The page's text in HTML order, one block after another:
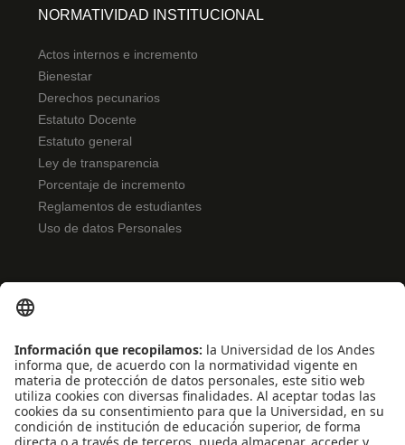
NORMATIVIDAD INSTITUCIONAL
Actos internos e incremento
Bienestar
Derechos pecunarios
Estatuto Docente
Estatuto general
Ley de transparencia
Porcentaje de incremento
Reglamentos de estudiantes
Uso de datos Personales
Noticias
Eventos
Profesores
Iniciativas estudiantiles
Escuela Internacional de Verano